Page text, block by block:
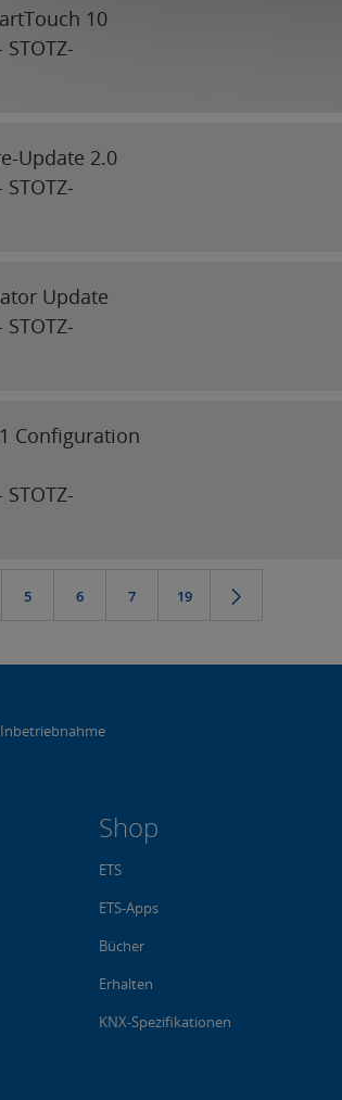
10
Update 2.0
Update
Configuration
5 6 7 19
Inbetriebnahme
Shop
ETS
ETS-Apps
Bücher
Erhalten
KNX-Spezifikationen